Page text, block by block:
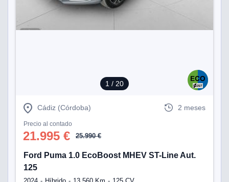
1 / 20
Cádiz (Córdoba) 2 meses
Precio al contado
21.995 € 25.990 €
Ford Puma 1.0 EcoBoost MHEV ST-Line Aut.
125